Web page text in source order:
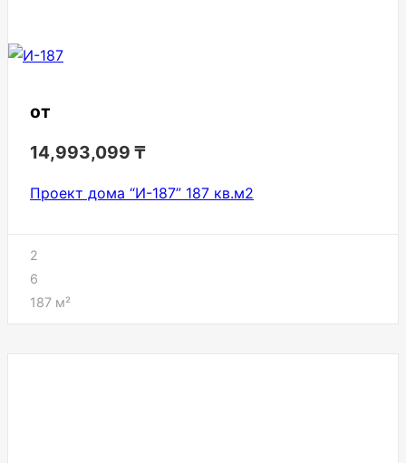
от
14,993,099 ₸
Проект дома “И-187” 187 кв.м2
2
6
187 м²